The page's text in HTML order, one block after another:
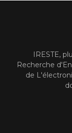
IRESTE,
Recherche
de